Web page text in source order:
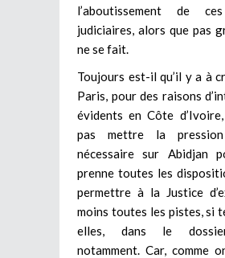
l’aboutissement de
judiciaires, alors que pas
ne se fait.
Toujours est-il qu’il y a à
Paris, pour des raisons
évidents en Côte
pas mettre la
nécessaire sur Abidjan
prenne toutes les
permettre à la Justice
moins toutes les pistes, si
elles, dans le
notamment. Car, comme